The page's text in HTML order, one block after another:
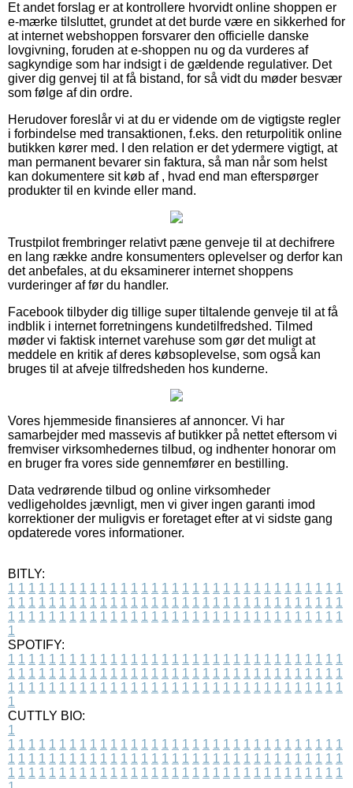
Et andet forslag er at kontrollere hvorvidt online shoppen er
e-mærke tilsluttet, grundet at det burde være en sikkerhed for
at internet webshoppen forsvarer den officielle danske
lovgivning, foruden at e-shoppen nu og da vurderes af
sagkyndige som har indsigt i de gældende regulativer. Det
giver dig genvej til at få bistand, for så vidt du møder besvær
som følge af din ordre.
Herudover foreslår vi at du er vidende om de vigtigste regler
i forbindelse med transaktionen, f.eks. den returpolitik online
butikken kører med. I den relation er det ydermere vigtigt, at
man permanent bevarer sin faktura, så man når som helst
kan dokumentere sit køb af , hvad end man efterspørger
produkter til en kvinde eller mand.
Trustpilot frembringer relativt pæne genveje til at dechifrere
en lang række andre konsumenters oplevelser og derfor kan
det anbefales, at du eksaminerer internet shoppens
vurderinger af før du handler.
Facebook tilbyder dig tillige super tiltalende genveje til at få
indblik i internet forretningens kundetilfredshed. Tilmed
møder vi faktisk internet varehuse som gør det muligt at
meddele en kritik af deres købsoplevelse, som også kan
bruges til at afveje tilfredsheden hos kunderne.
Vores hjemmeside finansieres af annoncer. Vi har
samarbejder med massevis af butikker på nettet eftersom vi
fremviser virksomhedernes tilbud, og indhenter honorar om
en bruger fra vores side gennemfører en bestilling.
Data vedrørende tilbud og online virksomheder
vedligeholdes jævnligt, men vi giver ingen garanti imod
korrektioner der muligvis er foretaget efter at vi sidste gang
opdaterede vores informationer.
BITLY:
1 1 1 1 1 1 1 1 1 1 1 1 1 1 1 1 1 1 1 1 1 1 1 1 1 1 1 1 1 1 1 1 1
1 1 1 1 1 1 1 1 1 1 1 1 1 1 1 1 1 1 1 1 1 1 1 1 1 1 1 1 1 1 1 1 1
1 1 1 1 1 1 1 1 1 1 1 1 1 1 1 1 1 1 1 1 1 1 1 1 1 1 1 1 1 1 1 1 1
1
SPOTIFY:
1 1 1 1 1 1 1 1 1 1 1 1 1 1 1 1 1 1 1 1 1 1 1 1 1 1 1 1 1 1 1 1 1
1 1 1 1 1 1 1 1 1 1 1 1 1 1 1 1 1 1 1 1 1 1 1 1 1 1 1 1 1 1 1 1 1
1 1 1 1 1 1 1 1 1 1 1 1 1 1 1 1 1 1 1 1 1 1 1 1 1 1 1 1 1 1 1 1 1
1
CUTTLY BIO:
1
1 1 1 1 1 1 1 1 1 1 1 1 1 1 1 1 1 1 1 1 1 1 1 1 1 1 1 1 1 1 1 1 1
1 1 1 1 1 1 1 1 1 1 1 1 1 1 1 1 1 1 1 1 1 1 1 1 1 1 1 1 1 1 1 1 1
1 1 1 1 1 1 1 1 1 1 1 1 1 1 1 1 1 1 1 1 1 1 1 1 1 1 1 1 1 1 1 1 1